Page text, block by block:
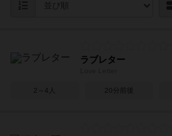
ラブレター
2～4人 20分前後